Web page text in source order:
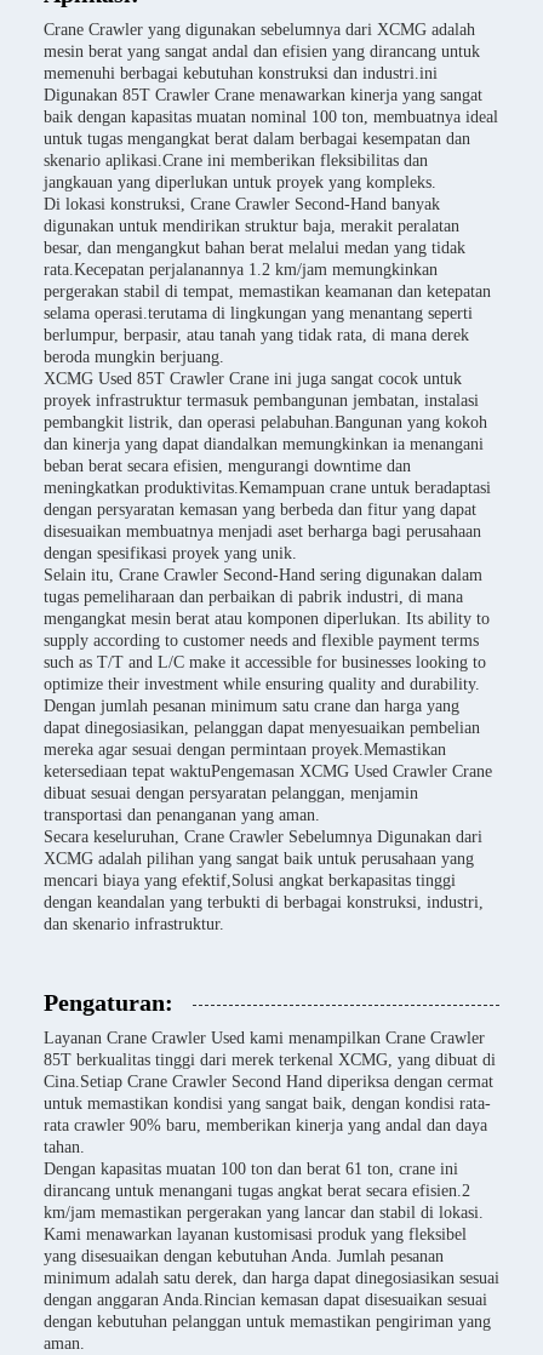
Crane Crawler yang digunakan sebelumnya dari XCMG adalah
mesin berat yang sangat andal dan efisien yang dirancang untuk
memenuhi berbagai kebutuhan konstruksi dan industri.ini
Digunakan 85T Crawler Crane menawarkan kinerja yang sangat
baik dengan kapasitas muatan nominal 100 ton, membuatnya ideal
untuk tugas mengangkat berat dalam berbagai kesempatan dan
skenario aplikasi.Crane ini memberikan fleksibilitas dan
jangkauan yang diperlukan untuk proyek yang kompleks.
Di lokasi konstruksi, Crane Crawler Second-Hand banyak
digunakan untuk mendirikan struktur baja, merakit peralatan
besar, dan mengangkut bahan berat melalui medan yang tidak
rata.Kecepatan perjalanannya 1.2 km/jam memungkinkan
pergerakan stabil di tempat, memastikan keamanan dan ketepatan
selama operasi.terutama di lingkungan yang menantang seperti
berlumpur, berpasir, atau tanah yang tidak rata, di mana derek
beroda mungkin berjuang.
XCMG Used 85T Crawler Crane ini juga sangat cocok untuk
proyek infrastruktur termasuk pembangunan jembatan, instalasi
pembangkit listrik, dan operasi pelabuhan.Bangunan yang kokoh
dan kinerja yang dapat diandalkan memungkinkan ia menangani
beban berat secara efisien, mengurangi downtime dan
meningkatkan produktivitas.Kemampuan crane untuk beradaptasi
dengan persyaratan kemasan yang berbeda dan fitur yang dapat
disesuaikan membuatnya menjadi aset berharga bagi perusahaan
dengan spesifikasi proyek yang unik.
Selain itu, Crane Crawler Second-Hand sering digunakan dalam
tugas pemeliharaan dan perbaikan di pabrik industri, di mana
mengangkat mesin berat atau komponen diperlukan. Its ability to
supply according to customer needs and flexible payment terms
such as T/T and L/C make it accessible for businesses looking to
optimize their investment while ensuring quality and durability.
Dengan jumlah pesanan minimum satu crane dan harga yang
dapat dinegosiasikan, pelanggan dapat menyesuaikan pembelian
mereka agar sesuai dengan permintaan proyek.Memastikan
ketersediaan tepat waktuPengemasan XCMG Used Crawler Crane
dibuat sesuai dengan persyaratan pelanggan, menjamin
transportasi dan penanganan yang aman.
Secara keseluruhan, Crane Crawler Sebelumnya Digunakan dari
XCMG adalah pilihan yang sangat baik untuk perusahaan yang
mencari biaya yang efektif,Solusi angkat berkapasitas tinggi
dengan keandalan yang terbukti di berbagai konstruksi, industri,
dan skenario infrastruktur.
Pengaturan:
Layanan Crane Crawler Used kami menampilkan Crane Crawler
85T berkualitas tinggi dari merek terkenal XCMG, yang dibuat di
Cina.Setiap Crane Crawler Second Hand diperiksa dengan cermat
untuk memastikan kondisi yang sangat baik, dengan kondisi rata-
rata crawler 90% baru, memberikan kinerja yang andal dan daya
tahan.
Dengan kapasitas muatan 100 ton dan berat 61 ton, crane ini
dirancang untuk menangani tugas angkat berat secara efisien.2
km/jam memastikan pergerakan yang lancar dan stabil di lokasi.
Kami menawarkan layanan kustomisasi produk yang fleksibel
yang disesuaikan dengan kebutuhan Anda. Jumlah pesanan
minimum adalah satu derek, dan harga dapat dinegosiasikan sesuai
dengan anggaran Anda.Rincian kemasan dapat disesuaikan sesuai
dengan kebutuhan pelanggan untuk memastikan pengiriman yang
aman.